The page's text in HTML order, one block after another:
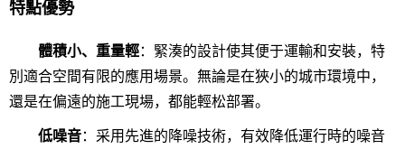
特點優勢
體積小、重量輕：緊湊的設計使其便于運輸和安裝，特
別適合空間有限的應用場景。無論是在狹小的城市環境中，
還是在偏遠的施工現場，都能輕松部署。
低噪音：采用先進的降噪技術，有效降低運行時的噪音